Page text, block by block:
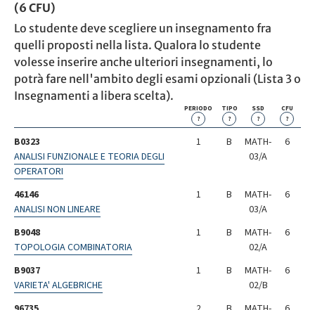
(6 CFU)
Lo studente deve scegliere un insegnamento fra
quelli proposti nella lista. Qualora lo studente
volesse inserire anche ulteriori insegnamenti, lo
potrà fare nell'ambito degli esami opzionali (Lista 3 o
Insegnamenti a libera scelta).
PERIODO
?
TIPO
?
SSD
?
CFU
?
B0323
ANALISI FUNZIONALE E TEORIA DEGLI
OPERATORI
1 B
MATH-
03/A
6
46146
ANALISI NON LINEARE
1 B
MATH-
03/A
6
B9048
TOPOLOGIA COMBINATORIA
1 B
MATH-
02/A
6
B9037
VARIETA' ALGEBRICHE
1 B
MATH-
02/B
6